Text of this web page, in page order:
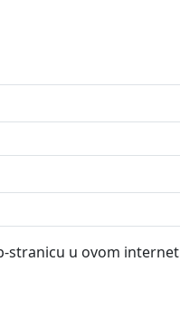
stranicu u ovom